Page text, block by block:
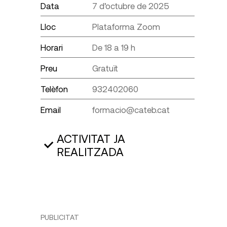
Data 7 d’octubre de 2025
Lloc Plataforma Zoom
Horari De 18 a 19 h
Preu Gratuït
Telèfon 932402060
Email formacio@cateb.cat
ACTIVITAT JA
REALITZADA
PUBLICITAT